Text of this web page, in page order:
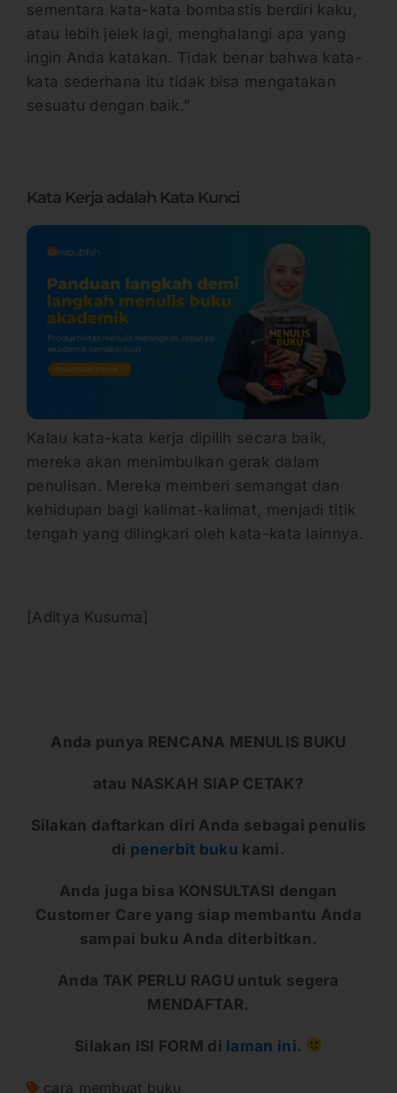
sementara kata-kata bombastis berdiri kaku,
atau lebih jelek lagi, menghalangi apa yang
ingin Anda katakan. Tidak benar bahwa kata-
kata sederhana itu tidak bisa mengatakan
sesuatu dengan baik.”
Kata Kerja adalah Kata Kunci
Kalau kata-kata kerja dipilih secara baik,
mereka akan menimbulkan gerak dalam
penulisan. Mereka memberi semangat dan
kehidupan bagi kalimat-kalimat, menjadi titik
tengah yang dilingkari oleh kata-kata lainnya.
[Aditya Kusuma]
Anda punya RENCANA MENULIS BUKU
atau NASKAH SIAP CETAK?
Silakan daftarkan diri Anda sebagai penulis
di penerbit buku kami.
Anda juga bisa KONSULTASI dengan
Customer Care yang siap membantu Anda
sampai buku Anda diterbitkan.
Anda TAK PERLU RAGU untuk segera
MENDAFTAR.
Silakan ISI FORM di laman ini.
cara membuat buku